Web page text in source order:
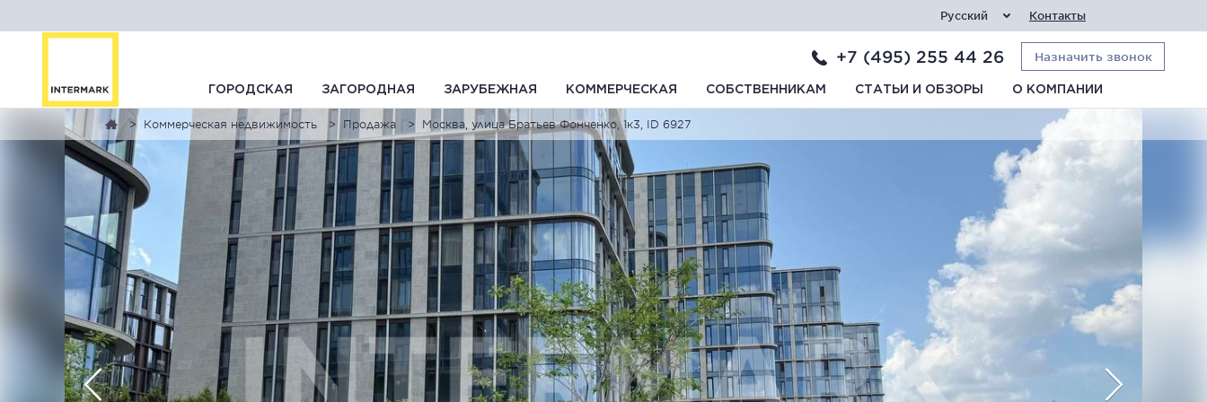
Русский Контакты
+7 (495) 255 44 26 Назначить звонок
ГОРОДСКАЯ ЗАГОРОДНАЯ ЗАРУБЕЖНАЯ КОММЕРЧЕСКАЯ СОБСТВЕННИКАМ СТАТЬИ И ОБЗОРЫ О КОМПАНИИ
Коммерческая недвижимость Продажа Москва, улица Братьев Фонченко, 1к3, ID 6927